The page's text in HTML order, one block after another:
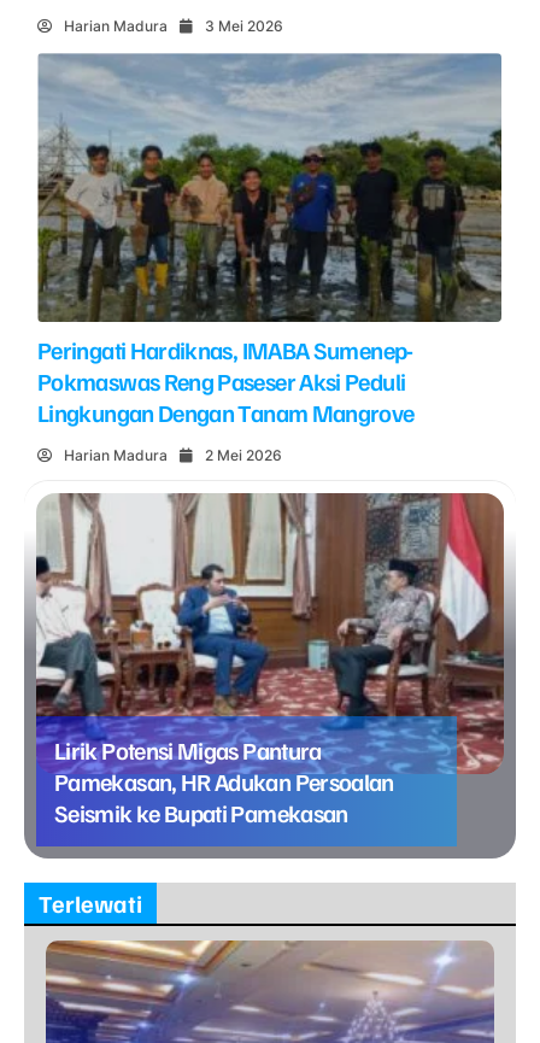
Harian Madura 3 Mei 2026
Peringati Hardiknas, IMABA Sumenep-
Pokmaswas Reng Paseser Aksi Peduli
Lingkungan Dengan Tanam Mangrove
Harian Madura 2 Mei 2026
Lirik Potensi Migas Pantura
Pamekasan, HR Adukan Persoalan
Seismik ke Bupati Pamekasan
Terlewati